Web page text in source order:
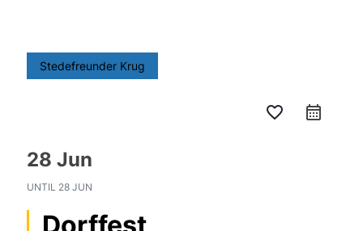
Stedefreunder Krug
favorite_border calendar_month
28 Jun
UNTIL 28 JUN